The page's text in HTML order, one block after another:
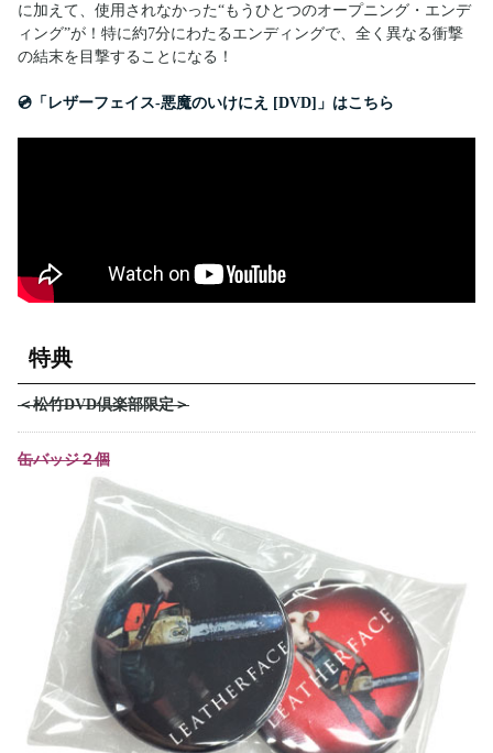
に加えて、使用されなかった“もうひとつのオープニング・エンデ
ィング”が！特に約7分にわたるエンディングで、全く異なる衝撃
の結末を目撃することになる！
💿「レザーフェイス‐悪魔のいけにえ [DVD]」はこちら
特典
＜松竹DVD倶楽部限定＞
缶バッジ２個